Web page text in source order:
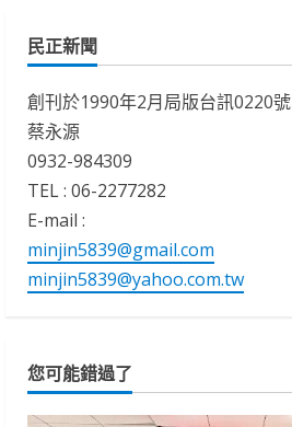
民正新聞
創刊於1990年2月局版台訊0220號
蔡永源
0932-984309
TEL : 06-2277282
E-mail :
minjin5839@gmail.com
minjin5839@yahoo.com.tw
您可能錯過了